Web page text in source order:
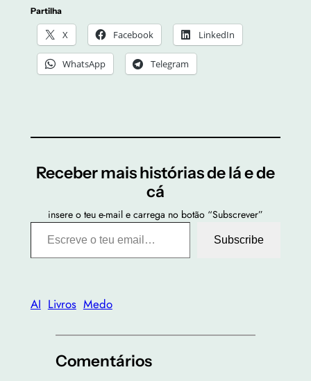
Partilha
X Facebook LinkedIn
WhatsApp Telegram
Receber mais histórias de lá e de
cá
insere o teu e-mail e carrega no botão “Subscrever”
Escreve o teu email…
Subscribe
AI Livros Medo
Comentários